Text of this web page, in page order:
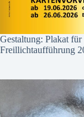
Gestaltung: Plakat
Freillichtaufführung